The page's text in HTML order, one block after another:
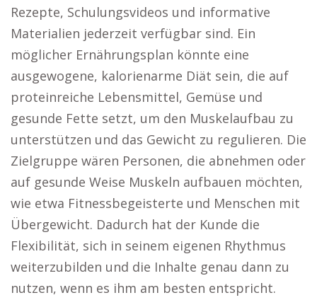
Rezepte, Schulungsvideos und informative
Materialien jederzeit verfügbar sind. Ein
möglicher Ernährungsplan könnte eine
ausgewogene, kalorienarme Diät sein, die auf
proteinreiche Lebensmittel, Gemüse und
gesunde Fette setzt, um den Muskelaufbau zu
unterstützen und das Gewicht zu regulieren. Die
Zielgruppe wären Personen, die abnehmen oder
auf gesunde Weise Muskeln aufbauen möchten,
wie etwa Fitnessbegeisterte und Menschen mit
Übergewicht. Dadurch hat der Kunde die
Flexibilität, sich in seinem eigenen Rhythmus
weiterzubilden und die Inhalte genau dann zu
nutzen, wenn es ihm am besten entspricht.